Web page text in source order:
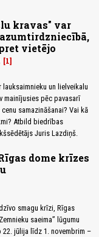
kravas" var
vietējo
1
un lielveikalu
mainījusies pēc pavasarī
samazināšanai? Vai kā
Atbild biedrības
Juris Lazdiņš.
dome krīzes
smagu krīzi, Rīgas
saeima” lūgumu
jūlija līdz 1. novembrim –